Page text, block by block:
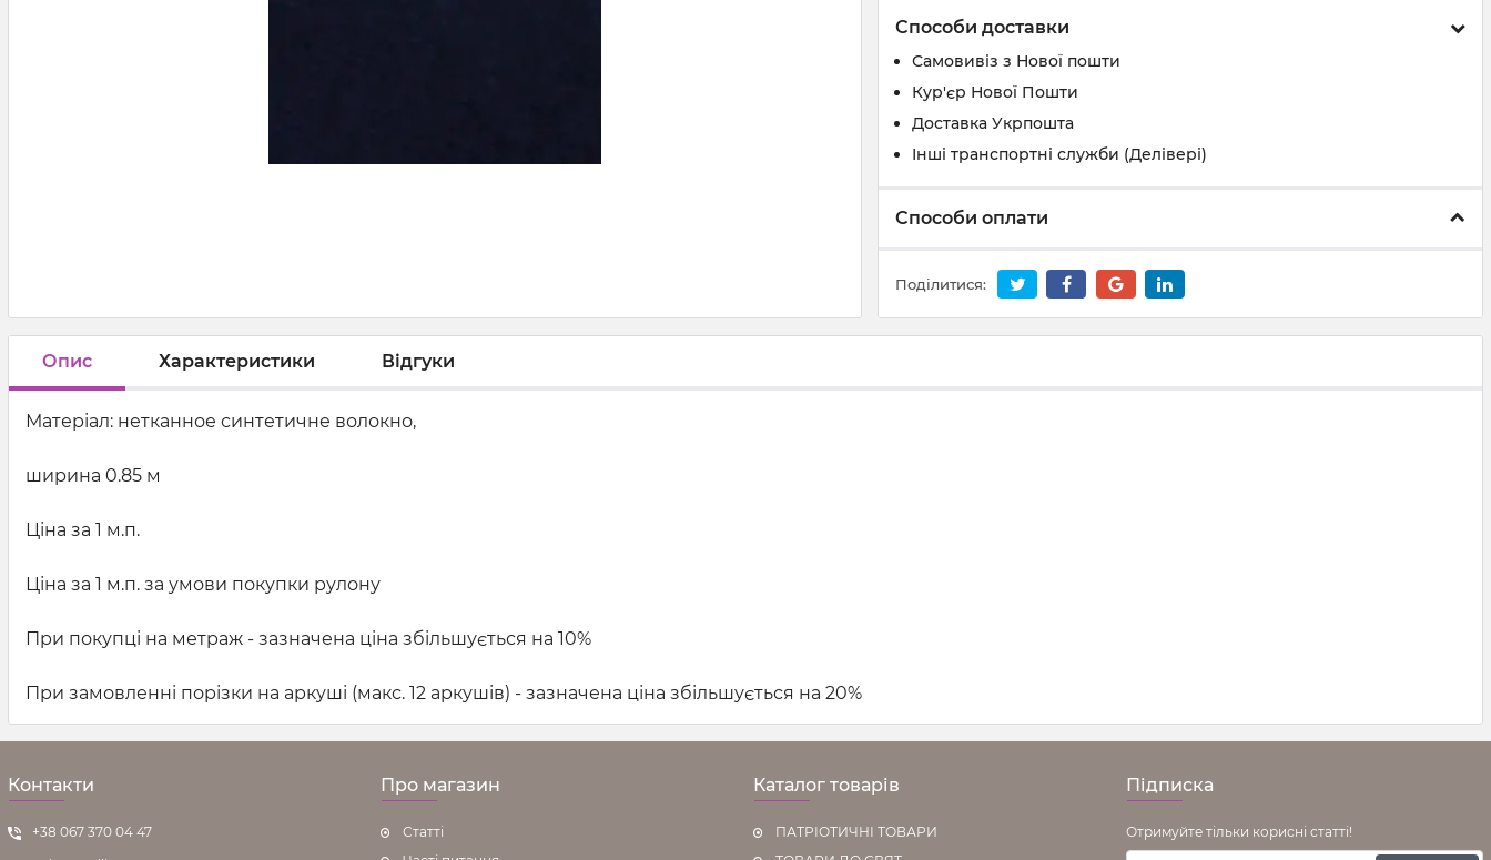
Способи доставки
Самовивіз з Нової пошти
Кур'єр Нової Пошти
Доставка Укрпошта
Інші транспортні служби (Делівері)
Способи оплати
Поділитися:
Опис Характеристики Відгуки
Матеріал: нетканное синтетичне волокно,
ширина 0.85 м
Ціна за 1 м.п.
Ціна за 1 м.п. за умови покупки рулону
При покупці на метраж - зазначена ціна збільшується на 10%
При замовленні порізки на аркуші (макс. 12 аркушів) - зазначена ціна збільшується на 20%
Контакти
+38 067 370 04 47
Про магазин
Статті
Каталог товарів
ПАТРІОТИЧНІ ТОВАРИ
Підписка
Отримуйте тільки корисні статті!